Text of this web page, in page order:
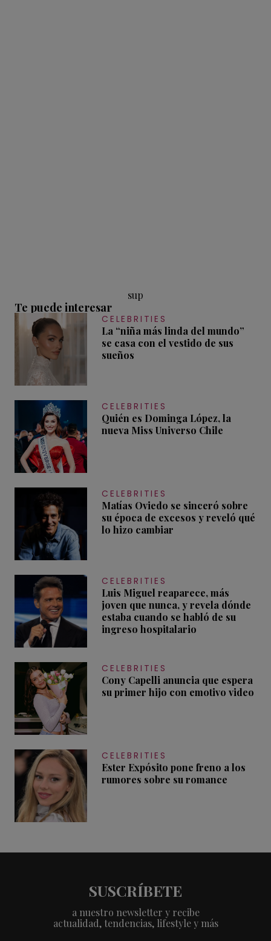
sup
Te puede interesar
CELEBRITIES
La “niña más linda del mundo”
se casa con el vestido de sus
sueños
CELEBRITIES
Quién es Dominga López, la
nueva Miss Universo Chile
CELEBRITIES
Matías Oviedo se sinceró sobre
su época de excesos y reveló qué
lo hizo cambiar
CELEBRITIES
Luis Miguel reaparece, más
joven que nunca, y revela dónde
estaba cuando se habló de su
ingreso hospitalario
CELEBRITIES
Cony Capelli anuncia que espera
su primer hijo con emotivo video
CELEBRITIES
Ester Expósito pone freno a los
rumores sobre su romance
SUSCRÍBETE
a nuestro newsletter y recibe
actualidad, tendencias, lifestyle y más